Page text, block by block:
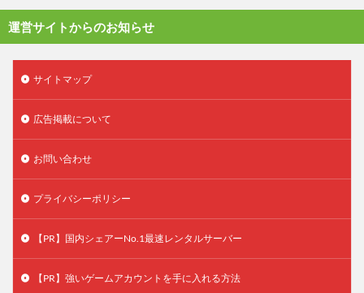
運営サイトからのお知らせ
サイトマップ
広告掲載について
お問い合わせ
プライバシーポリシー
【PR】国内シェアーNo.1最速レンタルサーバー
【PR】強いゲームアカウントを手に入れる方法